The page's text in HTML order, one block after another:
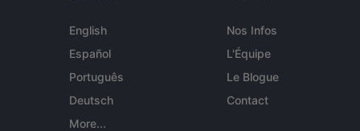
English
Español
Português
Deutsch
More...
Nos Infos
L'Équipe
Le Blogue
Contact